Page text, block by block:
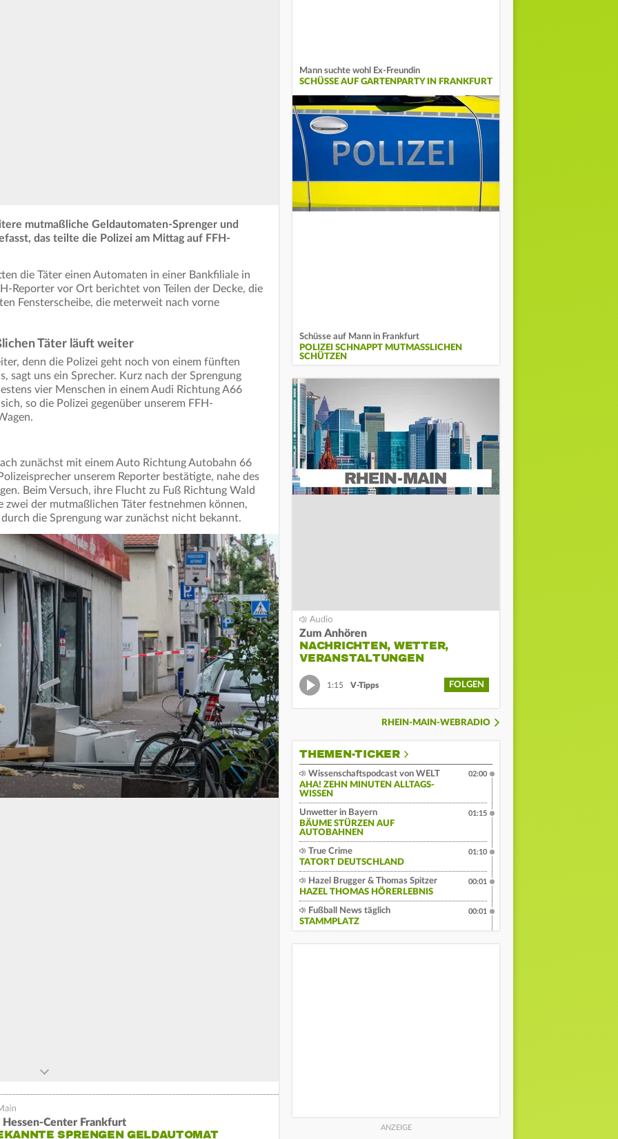
mutmaßliche Geldautomaten-Sprenger und
das teilte die Polizei am Mittag auf FFH-
die Täter einen Automaten in einer Bankfiliale in
Reporter vor Ort berichtet von Teilen der Decke, die
Fensterscheibe, die meterweit nach vorne
Täter läuft weiter
denn die Polizei geht noch von einem fünften
sagt uns ein Sprecher. Kurz nach der Sprengung
vier Menschen in einem Audi Richtung A66
so die Polizei gegenüber unserem FFH-
zunächst mit einem Auto Richtung Autobahn 66
unserem Reporter bestätigte, nahe des
Beim Versuch, ihre Flucht zu Fuß Richtung Wald
der mutmaßlichen Täter festnehmen können,
die Sprengung war zunächst nicht bekannt.
Hessen-Center Frankfurt
SPRENGEN GELDAUTOMAT
Mann suchte wohl Ex-Freundin
SCHÜSSE AUF GARTENPARTY IN FRANKFURT
Schüsse auf Mann in Frankfurt
POLIZEI SCHNAPPT MUTMASSLICHEN S
CHÜTZEN
Zum Anhören
NACHRICHTEN, WETTER,
VERANSTALTUNGEN
1:15 V-Tipps FOLGEN
RHEIN-MAIN-WEBRADIO
THEMEN-TICKER
Wissenschaftspodcast von WELT
AHA! ZEHN MINUTEN ALLTAGS-
WISSEN
02:00
Unwetter in Bayern
BÄUME STÜRZEN AUF
AUTOBAHNEN
01:15
True Crime
TATORT DEUTSCHLAND
01:10
Hazel Brugger & Thomas Spitzer
HAZEL THOMAS HÖRERLEBNIS
00:01
Fußball News täglich
STAMMPLATZ
00:01